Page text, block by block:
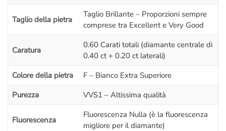
microscopio ; una spiegazione semplificata ma dettagliata sul
che ti farà capire tanti piccoli segreti e ti metterà
fare una scelta più consapevole
L’appuntamento è ovviamente senza impegno,
diamanti
Certificazione di autenticità e garanziacon
l’aggiunta di una
certificazione internazionale GIA America per
Taglio della pietra
Taglio Brillante – Proporzioni sempre
comprese tra Excellent e Very Good
Caratura
0.60 Carati totali (diamante centrale di
0.40 ct + 0.20 ct laterali)
Colore della pietra
F – Bianco Extra Superiore
Purezza
VVS1 – Altissima qualità
Fluorescenza
Fluorescenza Nulla (è la fluorescenza
migliore per il diamante)